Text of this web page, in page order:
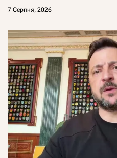
7 Серпня, 2026